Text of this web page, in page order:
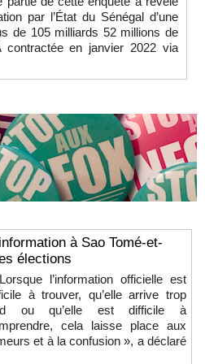
par l’État du Sénégal d’une
de 105 milliards 52 millions de
contractée en janvier 2022 via
à Sao Tomé-et-
élections
l’information officielle est
à trouver, qu’elle arrive trop
ou qu’elle est difficile à
cela laisse place aux
et à la confusion », a déclaré